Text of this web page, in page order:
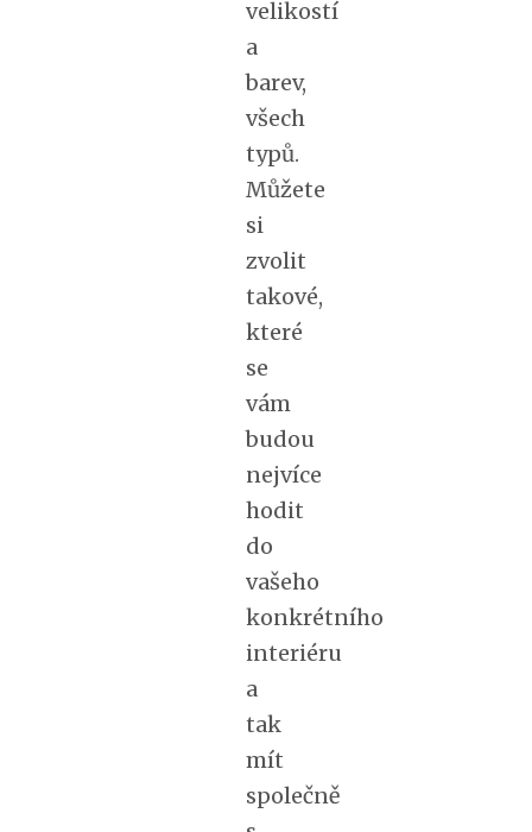
velikostí
a
barev,
všech
typů.
Můžete
si
zvolit
takové,
které
se
vám
budou
nejvíce
hodit
do
vašeho
konkrétního
interiéru
a
tak
mít
společně